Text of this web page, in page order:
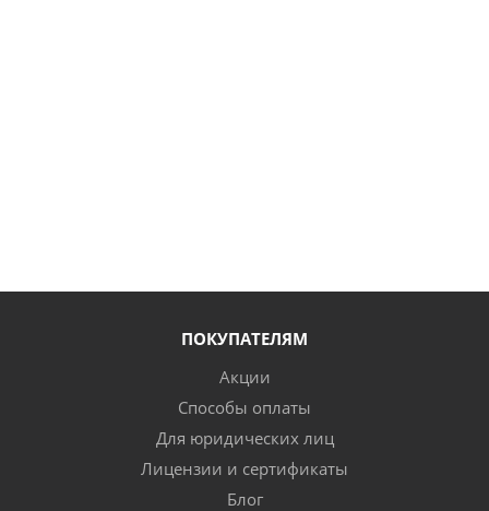
ПОКУПАТЕЛЯМ
Акции
Способы оплаты
Для юридических лиц
Лицензии и сертификаты
Блог